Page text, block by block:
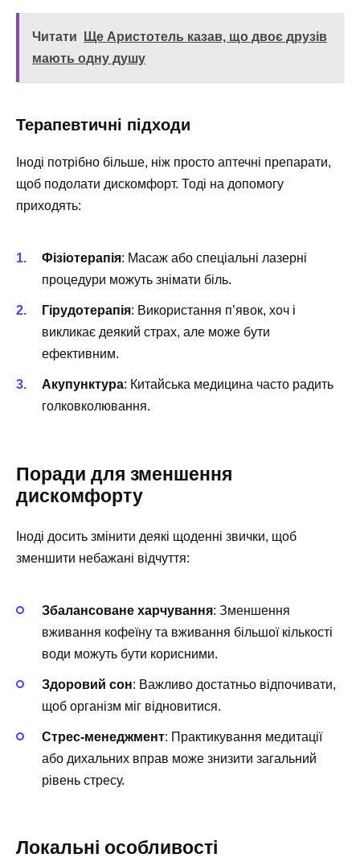
Читати
Ще Аристотель казав, що двоє друзів
мають одну душу
Терапевтичні підходи
Іноді потрібно більше, ніж просто аптечні препарати,
щоб подолати дискомфорт. Тоді на допомогу
приходять:
Фізіотерапія: Масаж або спеціальні лазерні
процедури можуть знімати біль.
Гірудотерапія: Використання п’явок, хоч і
викликає деякий страх, але може бути
ефективним.
Акупунктура: Китайська медицина часто радить
голковколювання.
Поради для зменшення
дискомфорту
Іноді досить змінити деякі щоденні звички, щоб
зменшити небажані відчуття:
Збалансоване харчування: Зменшення
вживання кофеїну та вживання більшої кількості
води можуть бути корисними.
Здоровий сон: Важливо достатньо відпочивати,
щоб організм міг відновитися.
Стрес-менеджмент: Практикування медитації
або дихальних вправ може знизити загальний
рівень стресу.
Локальні особливості